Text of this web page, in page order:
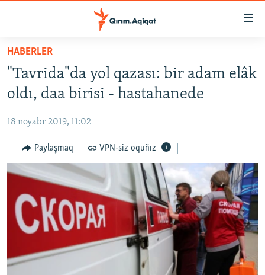
Esas
qaytmaq
Baş
qaytmaq
qaytmaq
HABERLER
SİYASET
CEMİYET
MEDENİYET
İNSAN AQLARI
VİDEO
SÜRET
BLOGLAR
FİKİR
HABERLER
"Tavrida"da yol qazası: bir adam elâk
oldı, daa birisi - hastahanede
18 noyabr 2019, 11:02
Paylaşmaq VPN-siz oquñız